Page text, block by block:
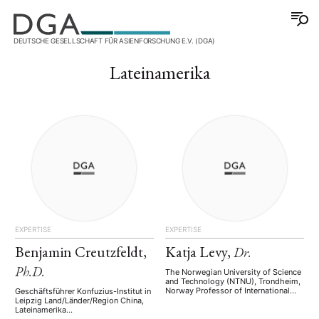
DEUTSCHE GESELLSCHAFT FÜR ASIENFORSCHUNG E.V. (DGA)
Lateinamerika
EXPERTISE
Benjamin Creutzfeldt,
Ph.D.
Geschäftsführer Konfuzius-Institut in
Leipzig Land/Länder/Region China,
Lateinamerika
EXPERTISE
Katja Levy,Dr.
The Norwegian University of Science
and Technology (NTNU), Trondheim,
Norway Professor of International